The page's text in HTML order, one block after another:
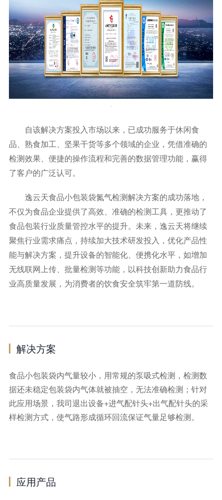
自该解决方案投入市场以来，已成功服务于休闲食
品、熟食加工、坚果干货等多个领域的企业，凭借准确的
检测效果、便捷的操作流程和完善的数据管理功能，赢得
了客户的广泛认可。
逸云天食品小包装袋氮气检测解决方案的成功落地，
不仅为食品企业提供了高效、准确的检测工具，更推动了
食品包装行业质量管控水平的提升。未来，逸云天将继续
聚焦行业需求痛点，持续加大技术研发投入，优化产品性
能与解决方案，提升设备的智能化、便携化水平，如增加
无线联网上传、批量检测等功能，以科技创新助力食品行
业高质量发展，为消费者的饮食安全筑牢第一道防线。
解决方案
食品小包装袋内气量较小，用常规的泵吸式检测，检测数
据还未稳定包装袋内气体就被抽空，无法准确检测；针对
此应用场景，我司退出设备+进气配针头+出气配针头的采
样检测方式，使气路形成循环回流保证气量足够检测。
应用产品